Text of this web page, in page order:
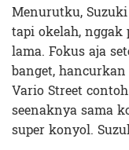
Menurutku,
tapi okelah,
lama. Fokus aja
banget,
Vario Street
seenaknya sama
super konyol.